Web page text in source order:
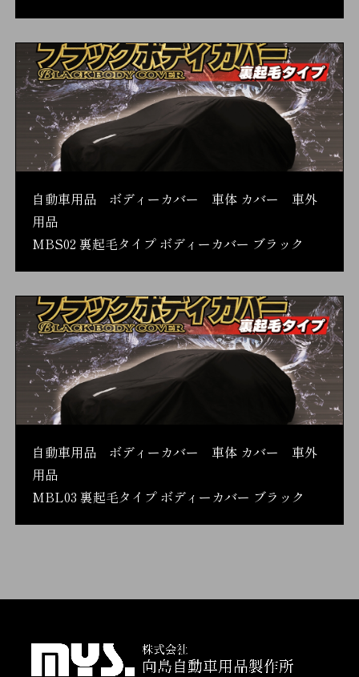
自動車用品 ボディーカバー 車体 カバー 車外
用品
MBS02 裏起毛タイプ ボディーカバー ブラック
自動車用品 ボディーカバー 車体 カバー 車外
用品
MBL03 裏起毛タイプ ボディーカバー ブラック